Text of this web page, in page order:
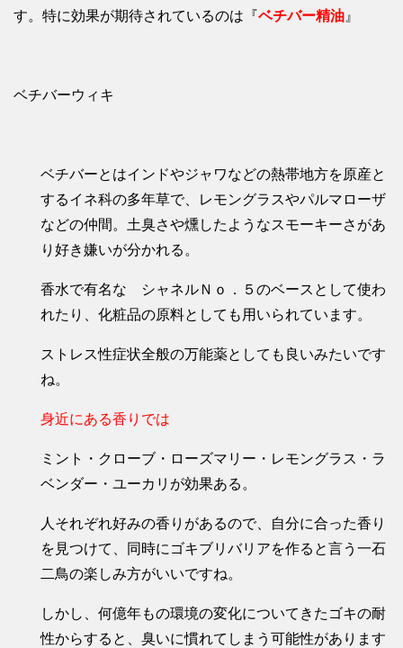
す。特に効果が期待されているのは『ベチバー精油 』
ベチバーウィキ
ベチバーとはインドやジャワなどの熱帯地方を原産と
するイネ科の多年草で、レモングラスやパルマローザ
などの仲間。土臭さや燻したようなスモーキーさがあ
り好き嫌いが分かれる。
香水で有名な シャネルＮｏ．５のベースとして使わ
れたり、化粧品の原料としても用いられています。
ストレス性症状全般の万能薬としても良いみたいです
ね。
身近にある香りでは
ミント・クローブ・ローズマリー・レモングラス・ラ
ベンダー・ユーカリが効果ある。
人それぞれ好みの香りがあるので、自分に合った香り
を見つけて、同時にゴキブリバリアを作ると言う一石
二鳥の楽しみ方がいいですね。
しかし、何億年もの環境の変化についてきたゴキの耐
性からすると、臭いに慣れてしまう可能性があります